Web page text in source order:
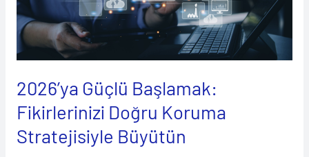
2026’ya Güçlü Başlamak:
Fikirlerinizi Doğru Koruma
Stratejisiyle Büyütün
Koruma
Stratejisiyle
Büyütün